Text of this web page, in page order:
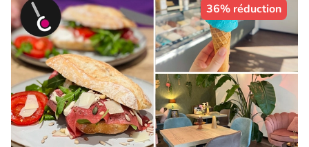
36% réduction